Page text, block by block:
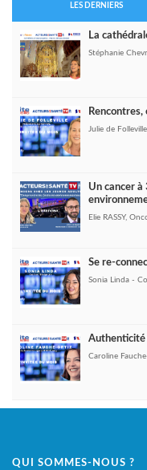
LES DERNIERS
La
Stéphanie
Rencontres,
Julie de
Un cancer
Elie RASSY,
Se re-
Sonia Linda -
Caroline
QUI SOMMES-NOUS ?